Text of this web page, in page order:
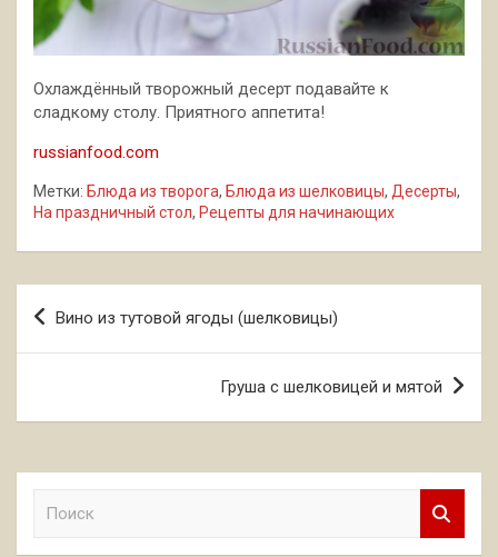
Охлаждённый творожный десерт подавайте к
сладкому столу. Приятного аппетита!
russianfood.com
Метки: Блюда из творога, Блюда из шелковицы, Десерты,
На праздничный стол, Рецепты для начинающих
Навигация
Вино из тутовой ягоды (шелковицы)
Груша с шелковицей и мятой